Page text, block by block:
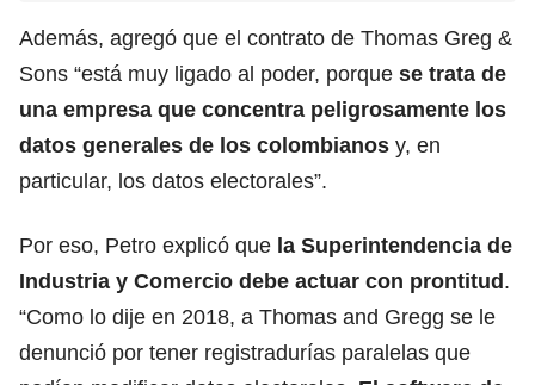
Además, agregó que el contrato de Thomas Greg &
Sons “está muy ligado al poder, porque se trata de
una empresa que concentra peligrosamente los
datos generales de los colombianos y, en
particular, los datos electorales”.
Por eso, Petro explicó que la Superintendencia de
Industria y Comercio debe actuar con prontitud.
“Como lo dije en 2018, a Thomas and Gregg se le
denunció por tener registradurías paralelas que